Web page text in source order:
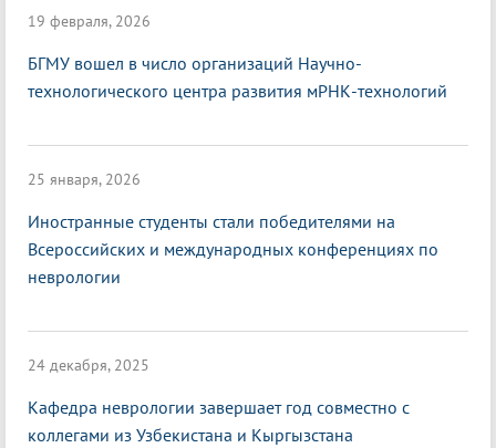
19 февраля, 2026
БГМУ вошел в число организаций Научно-
технологического центра развития мРНК-технологий
25 января, 2026
Иностранные студенты стали победителями на
Всероссийских и международных конференциях по
неврологии
24 декабря, 2025
Кафедра неврологии завершает год совместно с
коллегами из Узбекистана и Кыргызстана